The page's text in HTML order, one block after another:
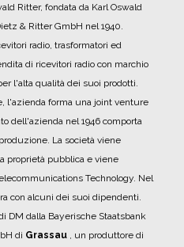
Ritter, fondata da Karl Oswald
& Ritter GmbH nel 1940.
radio, trasformatori ed
di ricevitori radio con marchio
l'alta qualità dei suoi prodotti.
l'azienda forma una joint venture
dell'azienda nel 1946 comporta
La società viene
proprietà pubblica e viene
Technology. Nel
con alcuni dei suoi dipendenti.
DM dalla Bayerische Staatsbank
di Grassau , un produttore di